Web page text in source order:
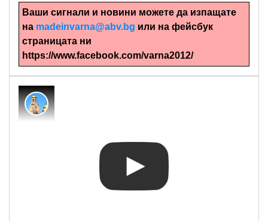
Ваши сигнали и новини можете да изпащате
на madeinvarna@abv.bg или на фейсбук
страницата ни
https://www.facebook.com/varna2012/